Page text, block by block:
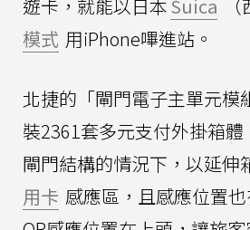
遊卡，就能以日本Suica
模式 用iPhone嗶進站。
北捷的「閘門電子主單元模
裝2361套多元支付外掛箱
閘門結構的情況下，以延伸
用卡 感應區，且感應位置